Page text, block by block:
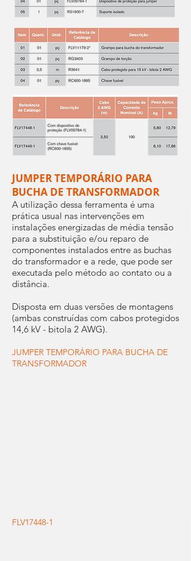
JUMPER TEMPORÁRIO PARA
BUCHA DE TRANSFORMADOR
A utilização dessa ferramenta é uma
prática usual nas intervenções em
instalações energizadas de média tensão
para a substituição e/ou reparo de
componentes instalados entre as buchas
do transformador e a rede, que pode ser
executada pelo método ao contato ou a
distância.
Disposta em duas versões de montagens
(ambas construídas com cabos protegidos
14,6 kV - bitola 2 AWG).
JUMPER TEMPORÁRIO PARA BUCHA DE
TRANSFORMADOR
FLV17448-1